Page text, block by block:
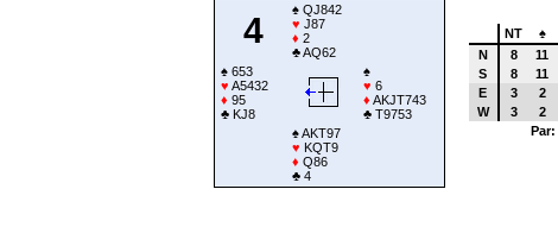
4
♠QJ842
♥ J87
♦ 2
♣AQ62
♠653
♥ A5432
♦ 95
♣KJ8
♠
♥ 6
♦ AKJT743
♣T9753
♠AKT97
♥ KQT9
♦ Q86
♣4
NT ♠
N
8 11
S
8 11
E
3 2
W
3 2
Par: